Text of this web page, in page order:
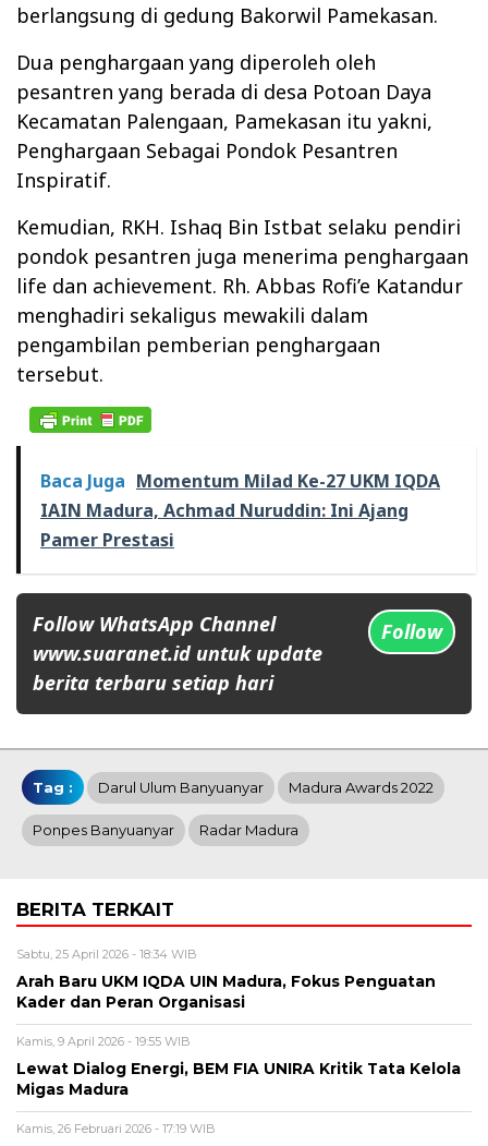
berlangsung di gedung Bakorwil Pamekasan.
Dua penghargaan yang diperoleh oleh
pesantren yang berada di desa Potoan Daya
Kecamatan Palengaan, Pamekasan itu yakni,
Penghargaan Sebagai Pondok Pesantren
Inspiratif.
Kemudian, RKH. Ishaq Bin Istbat selaku pendiri
pondok pesantren juga menerima penghargaan
life dan achievement. Rh. Abbas Rofi’e Katandur
menghadiri sekaligus mewakili dalam
pengambilan pemberian penghargaan
tersebut.
Baca Juga Momentum Milad Ke-27 UKM IQDA
IAIN Madura, Achmad Nuruddin: Ini Ajang
Pamer Prestasi
Follow WhatsApp Channel
www.suaranet.id untuk update
berita terbaru setiap hari
Follow
Tag : Darul Ulum Banyuanyar Madura Awards 2022
Ponpes Banyuanyar Radar Madura
BERITA TERKAIT
Sabtu, 25 April 2026 - 18:34 WIB
Arah Baru UKM IQDA UIN Madura, Fokus Penguatan
Kader dan Peran Organisasi
Kamis, 9 April 2026 - 19:55 WIB
Lewat Dialog Energi, BEM FIA UNIRA Kritik Tata Kelola
Migas Madura
Kamis, 26 Februari 2026 - 17:19 WIB